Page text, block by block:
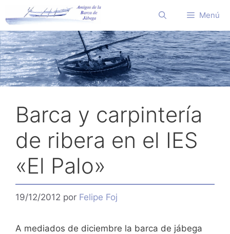
al
contenido
Menú
Barca y carpintería
de ribera en el IES
«El Palo»
19/12/2012 por Felipe Foj
A mediados de diciembre la barca de jábega